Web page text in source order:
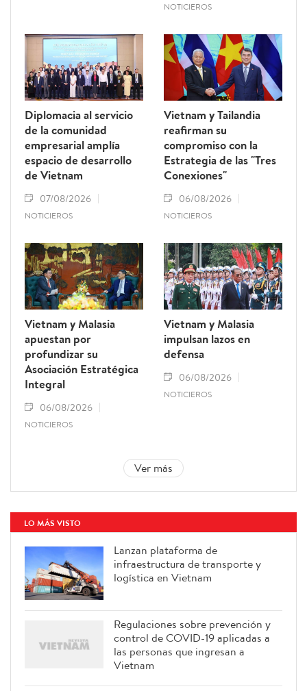
NOTICIEROS
Diplomacia al servicio
de la comunidad
empresarial amplía
espacio de desarrollo
de Vietnam
07/08/2026
NOTICIEROS
Vietnam y Tailandia
reafirman su
compromiso con la
Estrategia de las "Tres
Conexiones"
06/08/2026
NOTICIEROS
Vietnam y Malasia
apuestan por
profundizar su
Asociación Estratégica
Integral
06/08/2026
NOTICIEROS
Vietnam y Malasia
impulsan lazos en
defensa
06/08/2026
NOTICIEROS
Ver más
LO MÁS VISTO
Lanzan plataforma de
infraestructura de transporte y
logística en Vietnam
Regulaciones sobre prevención y
control de COVID-19 aplicadas a
las personas que ingresan a
Vietnam